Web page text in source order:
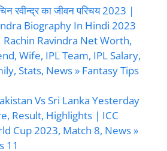
रवीन्द्र का जीवन परिचय 2023 |
Biography In Hindi 2023
Ravindra Net Worth,
Wife, IPL Team, IPL Salary,
Stats, News » Fantasy Tips
Vs Sri Lanka Yesterday
Result, Highlights | ICC
Cup 2023, Match 8, News »
11